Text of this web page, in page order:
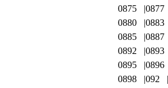
0875
0877
0880
0883
0885
0887
0892
0893
0895
0896
0898
092